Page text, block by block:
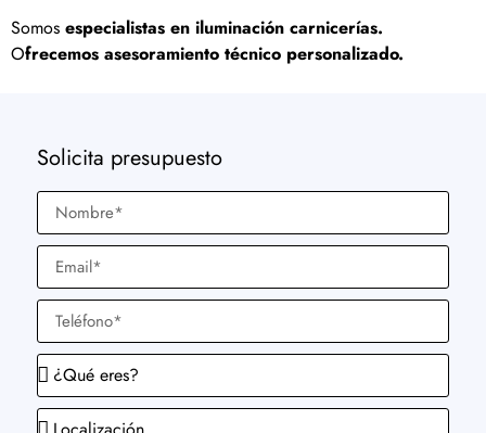
Somos especialistas en iluminación carnicerías.
Ofrecemos asesoramiento técnico personalizado.
Solicita presupuesto